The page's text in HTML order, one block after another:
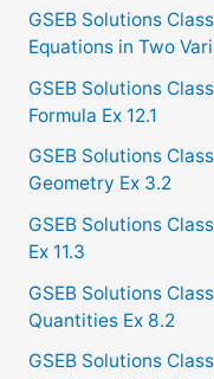
c
h
f
o
r
GSEB Solutions
Equations in Two
GSEB Solutions
Formula Ex 12.1
GSEB Solutions
Geometry Ex 3.2
GSEB Solutions
Ex 11.3
GSEB Solutions
Quantities Ex 8.2
GSEB Solutions